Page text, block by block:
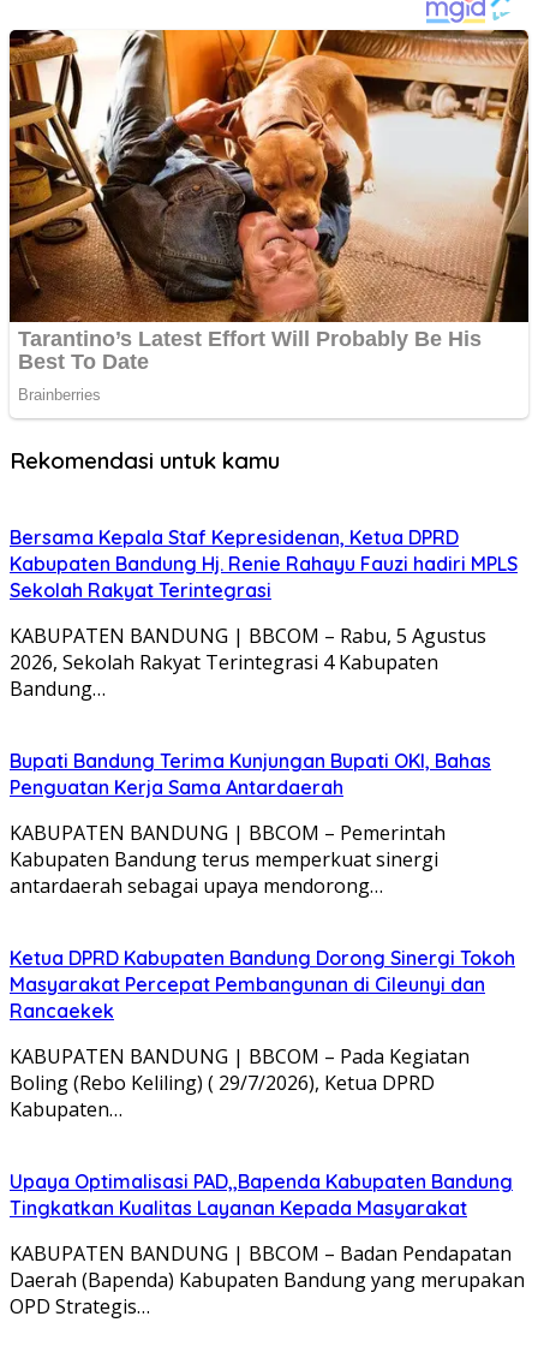
Rekomendasi untuk kamu
Bersama Kepala Staf Kepresidenan, Ketua DPRD
Kabupaten Bandung Hj. Renie Rahayu Fauzi hadiri MPLS
Sekolah Rakyat Terintegrasi
KABUPATEN BANDUNG | BBCOM – Rabu, 5 Agustus
2026, Sekolah Rakyat Terintegrasi 4 Kabupaten
Bandung…
Bupati Bandung Terima Kunjungan Bupati OKI, Bahas
Penguatan Kerja Sama Antardaerah
KABUPATEN BANDUNG | BBCOM – Pemerintah
Kabupaten Bandung terus memperkuat sinergi
antardaerah sebagai upaya mendorong…
Ketua DPRD Kabupaten Bandung Dorong Sinergi Tokoh
Masyarakat Percepat Pembangunan di Cileunyi dan
Rancaekek
KABUPATEN BANDUNG | BBCOM – Pada Kegiatan
Boling (Rebo Keliling) ( 29/7/2026), Ketua DPRD
Kabupaten…
Upaya Optimalisasi PAD,,Bapenda Kabupaten Bandung
Tingkatkan Kualitas Layanan Kepada Masyarakat
KABUPATEN BANDUNG | BBCOM – Badan Pendapatan
Daerah (Bapenda) Kabupaten Bandung yang merupakan
OPD Strategis…